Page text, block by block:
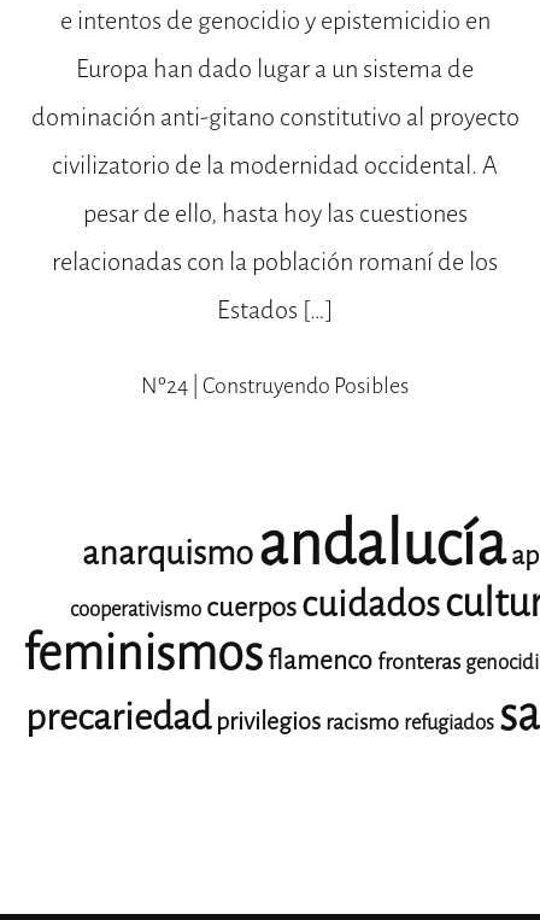
e intentos de genocidio y epistemicidio en
Europa han dado lugar a un sistema de
dominación anti-gitano constitutivo al proyecto
civilizatorio de la modernidad occidental. A
pesar de ello, hasta hoy las cuestiones
relacionadas con la población romaní de los
Estados […]
Nº24 | Construyendo Posibles
anarquismoandalucía
cooperativismo cuerposcuidados
feminismosflamencofronteras
precariedad privilegios racismo refugiados